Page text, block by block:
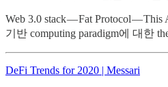
Web 3.0 stack — Fat Protocol —
기반 computing paradigm에 대한
DeFi Trends for 2020 | Messari